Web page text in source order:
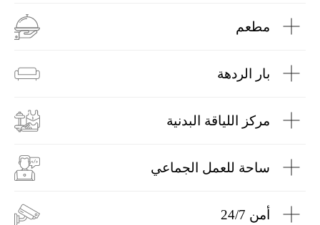
مطعم
بار الردهة
مركز اللياقة البدنية
ساحة للعمل الجماعي
أمن 24/7